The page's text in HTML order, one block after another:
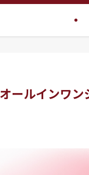
ールインワ